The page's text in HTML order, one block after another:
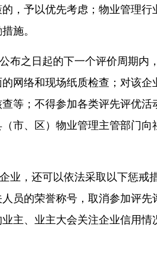
，予以优先考虑；物业管理
施。
之日起的下一个评价周期内
网络和现场纸质检查；对该企
等；不得参加各类评先评优
市、区）物业管理主管部门
，还可以依法采取以下惩戒措
员的荣誉称号，取消参加评
主、业主大会关注企业信用情